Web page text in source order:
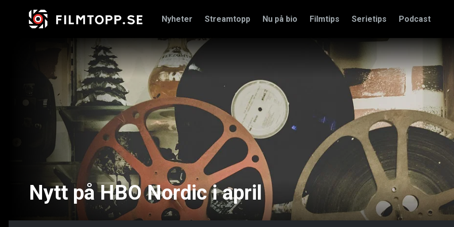
Nyheter Streamtopp Nu på bio Filmtips Serietips Podcast
Nytt på HBO Nordic i april